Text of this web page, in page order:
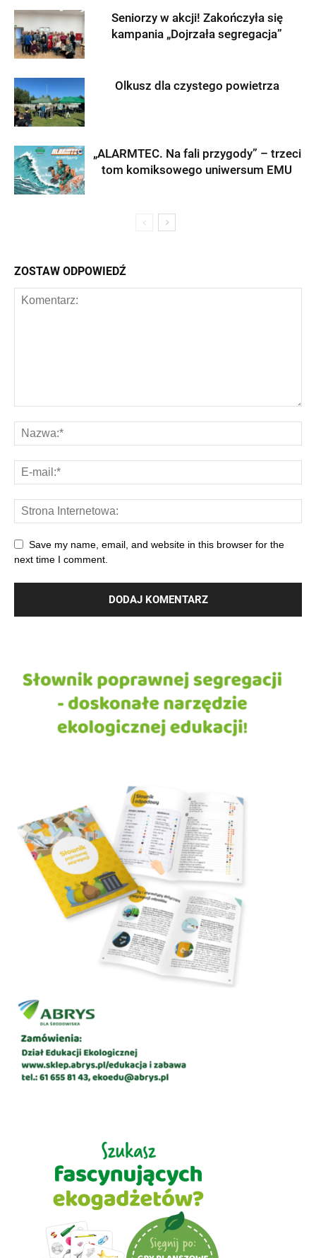
Seniorzy w akcji! Zakończyła się
kampania „Dojrzała segregacja”
Olkusz dla czystego powietrza
„ALARMTEC. Na fali przygody” – trzeci
tom komiksowego uniwersum EMU
ZOSTAW ODPOWIEDŹ
Save my name, email, and website in this browser for the
next time I comment.